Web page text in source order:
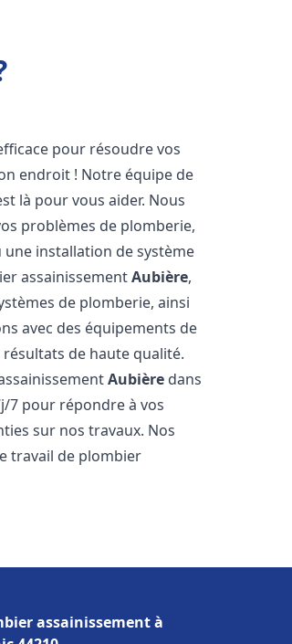
pour résoudre vos
endroit ! Notre équipe de
là pour vous aider. Nous
problèmes de plomberie,
installation de système
assainissementAubière,
de plomberie, ainsi
avec des équipements de
de haute qualité.
Aubière dans
7 pour répondre à vos
sur nos travaux. Nos
travail de plombier
assainissement à